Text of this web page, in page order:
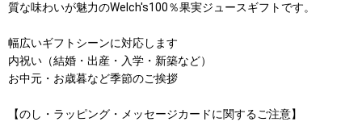
質な味わいが魅力のWelch's100％果実ジュースギフトです。
幅広いギフトシーンに対応します
内祝い（結婚・出産・入学・新築など）
お中元・お歳暮など季節のご挨拶
【のし・ラッピング・メッセージカードに関するご注意】